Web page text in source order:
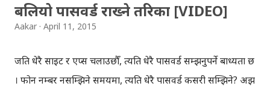
बलियो पासवर्ड राख्ने तरिका [VIDEO]
Aakar April 11, 2015
जति धेरै साइट र एप्स चलाउछौँ, त्यति धेरै पासवर्ड सम्झनुपर्ने बाध्यता छ
। फोन नम्बर नसम्झिने समयमा, त्यति धेरै पासवर्ड कसरी सम्झिने? अझ